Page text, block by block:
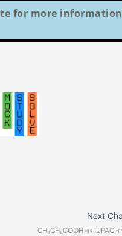
for more information